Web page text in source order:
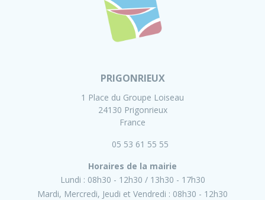
PRIGONRIEUX
1 Place du Groupe Loiseau
24130 Prigonrieux
France
05 53 61 55 55
Horaires de la mairie
Lundi : 08h30 - 12h30
13h30 - 17h30
Mardi, Mercredi, Jeudi et Vendredi : 08h30 - 12h30